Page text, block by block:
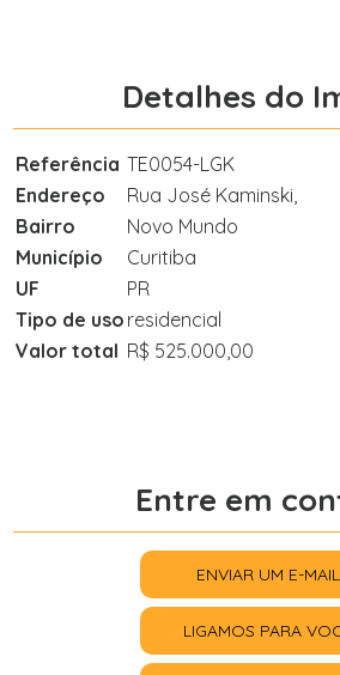
Detalhes do
Referência TE0054-LGK
Endereço
Rua José Kaminski,
Bairro
Novo Mundo
Município
Curitiba
UF
PR
Tipo de uso residencial
Valor total R$ 525.000,00
Entre em
ENVIAR UM E-MAIL
LIGAMOS PARA